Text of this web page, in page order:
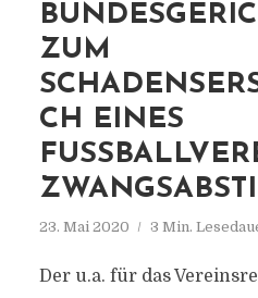
ZUM
CH EINES
23. Mai 2020 3 Min.
Der u.a. für das